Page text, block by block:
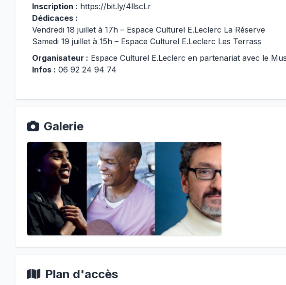
Inscription : https://bit.ly/4llscLr
Dédicaces :
Vendredi 18 juillet à 17h – Espace Culturel E.Leclerc La Réserve
Samedi 19 juillet à 15h – Espace Culturel E.Leclerc Les Terrass
Organisateur : Espace Culturel E.Leclerc en partenariat avec le
Infos : 06 92 24 94 74
Galerie
Plan d'accès